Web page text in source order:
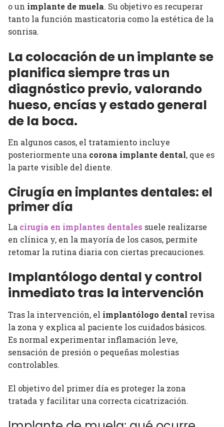
o un implante de muela. Su objetivo es recuperar
tanto la función masticatoria como la estética de la
sonrisa.
La colocación de un implante se
planifica siempre tras un
diagnóstico previo, valorando
hueso, encías y estado general
de la boca.
En algunos casos, el tratamiento incluye
posteriormente una corona implante dental, que es
la parte visible del diente.
Cirugía en implantes dentales: el
primer día
La cirugía en implantes dentales suele realizarse
en clínica y, en la mayoría de los casos, permite
retomar la rutina diaria con ciertas precauciones.
Implantólogo dental y control
inmediato tras la intervención
Tras la intervención, el implantólogo dental revisa
la zona y explica al paciente los cuidados básicos.
Es normal experimentar inflamación leve,
sensación de presión o pequeñas molestias
controlables.
El objetivo del primer día es proteger la zona
tratada y facilitar una correcta cicatrización.